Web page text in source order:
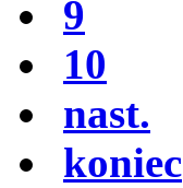
9
10
nast.
koniec